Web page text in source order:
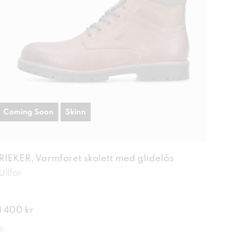
RIEKER, Varmforet skolett med glidelås
Ullfor
1 400 kr
Coming Soon Skinn